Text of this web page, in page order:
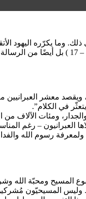
وما يكرّره اليهود
معشر العبرانيين
في الكلام”.
ومئات الآلاف من
العبرانيون – رغم
نلحظ هنا – كما في أفسس 5 :5- أنّ اسم يسوع يسبق اسم الله. ليس هذا كفرًا ولا